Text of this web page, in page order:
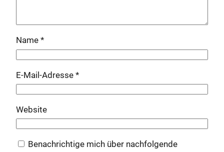
Name *
E-Mail-Adresse *
Website
Benachrichtige mich über nachfolgende